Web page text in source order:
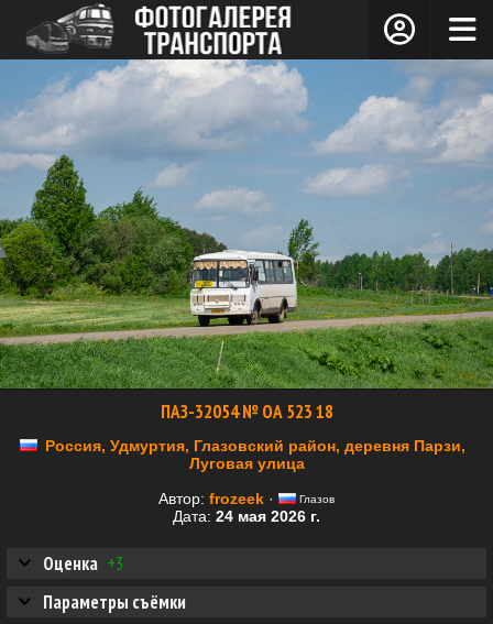
ПАЗ-32054 № ОА 523 18
Россия, Удмуртия, Глазовский район, деревня Парзи,
Луговая улица
Автор: frozeek · Глазов
Дата: 24 мая 2026 г.
Оценка +3
Параметры съёмки